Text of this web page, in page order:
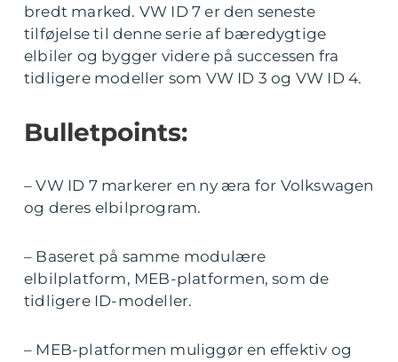
bredt marked. VW ID 7 er den seneste
tilføjelse til denne serie af bæredygtige
elbiler og bygger videre på successen fra
tidligere modeller som VW ID 3 og VW ID 4.
Bulletpoints:
– VW ID 7 markerer en ny æra for Volkswagen
og deres elbilprogram.
– Baseret på samme modulære
elbilplatform, MEB-platformen, som de
tidligere ID-modeller.
– MEB-platformen muliggør en effektiv og